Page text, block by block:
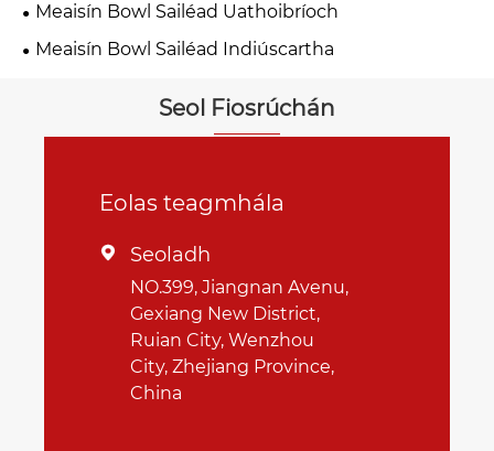
Meaisín Bowl Sailéad Uathoibríoch
Meaisín Bowl Sailéad Indiúscartha
Seol Fiosrúchán
Eolas teagmhála
 Seoladh
NO.399, Jiangnan Avenu,
Gexiang New District,
Ruian City, Wenzhou
City, Zhejiang Province,
China